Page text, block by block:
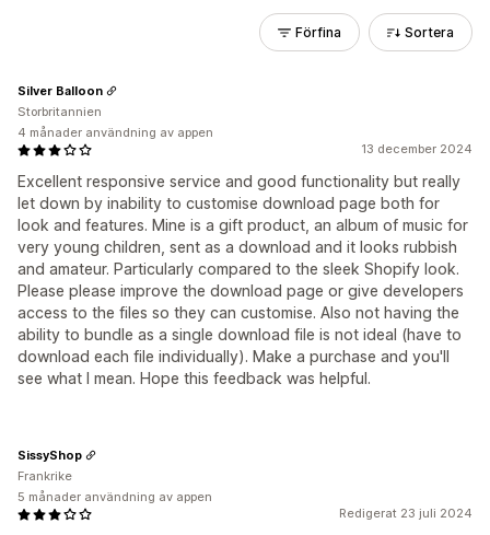
Förfina Sortera
13 december 2024
Excellent responsive service and good functionality but really
let down by inability to customise download page both for
look and features. Mine is a gift product, an album of music for
very young children, sent as a download and it looks rubbish
and amateur. Particularly compared to the sleek Shopify look.
Please please improve the download page or give developers
access to the files so they can customise. Also not having the
ability to bundle as a single download file is not ideal (have to
download each file individually). Make a purchase and you'll
see what I mean. Hope this feedback was helpful.
Silver Balloon
Storbritannien
4 månader användning av appen
Redigerat 23 juli 2024
SissyShop
Frankrike
5 månader användning av appen